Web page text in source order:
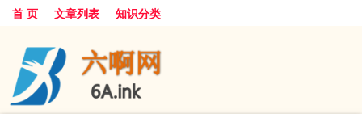
首 页 文章列表 知识分类